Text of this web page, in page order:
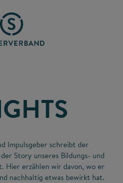
Impulsgeber schreibt der
Story unseres Bildungs- und
Hier erzählen wir davon, wo er
nachhaltig etwas bewirkt hat.